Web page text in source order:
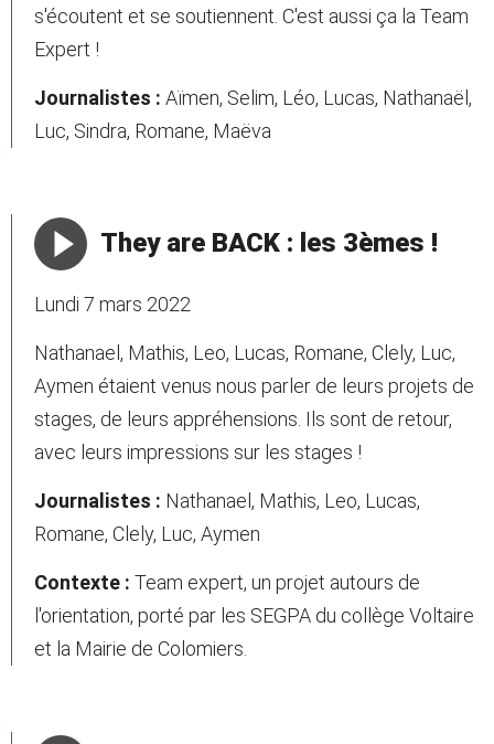
s'écoutent et se soutiennent. C'est aussi ça la Team
Expert !
Journalistes : Aïmen, Selim, Léo, Lucas, Nathanaël,
Luc, Sindra, Romane, Maëva
They are BACK : les 3èmes !
Lundi 7 mars 2022
Nathanael, Mathis, Leo, Lucas, Romane, Clely, Luc,
Aymen étaient venus nous parler de leurs projets de
stages, de leurs appréhensions. Ils sont de retour,
avec leurs impressions sur les stages !
Journalistes : Nathanael, Mathis, Leo, Lucas,
Romane, Clely, Luc, Aymen
Contexte : Team expert, un projet autours de
l'orientation, porté par les SEGPA du collège Voltaire
et la Mairie de Colomiers.